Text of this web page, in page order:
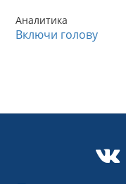
Аналитика
Включи голову